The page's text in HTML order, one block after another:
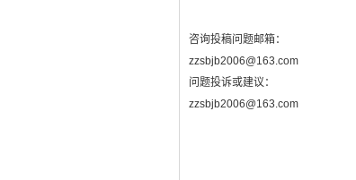
咨询投稿问题邮箱：
zzsbjb2006@163.com
问题投诉或建议：
zzsbjb2006@163.com